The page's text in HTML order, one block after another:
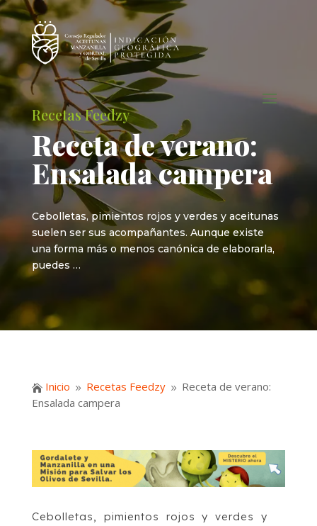
Recetas Feedzy
Receta de verano:
Ensalada campera
Cebolletas, pimientos rojos y verdes y aceitunas
suelen ser sus acompañantes. Aunque existe
una forma más o menos canónica de elaborarla,
puedes …
 Inicio 9 Recetas Feedzy 9 Receta de verano:
Ensalada campera
Cebolletas, pimientos rojos y verdes y